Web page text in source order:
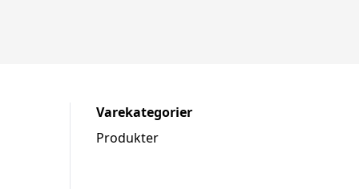
Varekategorier
Produkter